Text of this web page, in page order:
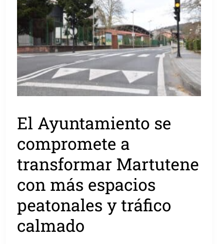
El Ayuntamiento se
compromete a
transformar Martutene
con más espacios
peatonales y tráfico
calmado